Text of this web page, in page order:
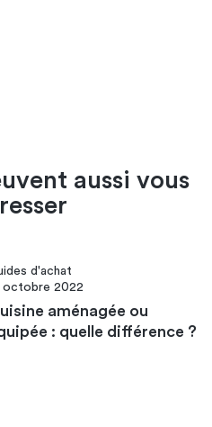
aussi vous
d'achat
octobre 2022
aménagée ou
: quelle différence ?